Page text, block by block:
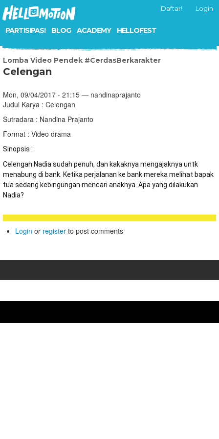
PARTISIPASI BLOG ACADEMY HELLOFEST
Daftar! Login
Lomba Video Pendek #CerdasBerkarakter
Celengan
Mon, 09/04/2017 - 21:15 — nandinaprajanto
Judul Karya : Celengan
Sutradara : Nandina Prajanto
Format : Video drama
Sinopsis :
Celengan Nadia sudah penuh, dan kakaknya mengajaknya untk
menabung di bank. Ketika perjalanan ke bank mereka melihat bapak
tua sedang kebingungan mencari anaknya. Apa yang dilakukan
Nadia?
Login or register to post comments